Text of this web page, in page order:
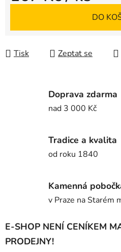
DO
Tisk Zeptat se
Doprava zdarma
nad 3 000 Kč
Tradice a kvalita
od roku 1840
Kamenná
v Praze na Starém
E-SHOP NENÍ CENÍKEM
PRODEJNY!